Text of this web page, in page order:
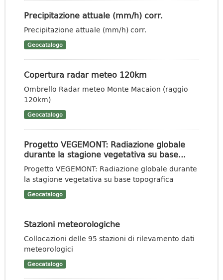
Precipitazione attuale (mm/h) corr.
Precipitazione attuale (mm/h) corr.
Geocatalogo
Copertura radar meteo 120km
Ombrello Radar meteo Monte Macaion (raggio
120km)
Geocatalogo
Progetto VEGEMONT: Radiazione globale
durante la stagione vegetativa su base...
Progetto VEGEMONT: Radiazione globale durante
la stagione vegetativa su base topografica
Geocatalogo
Stazioni meteorologiche
Collocazioni delle 95 stazioni di rilevamento dati
meteorologici
Geocatalogo